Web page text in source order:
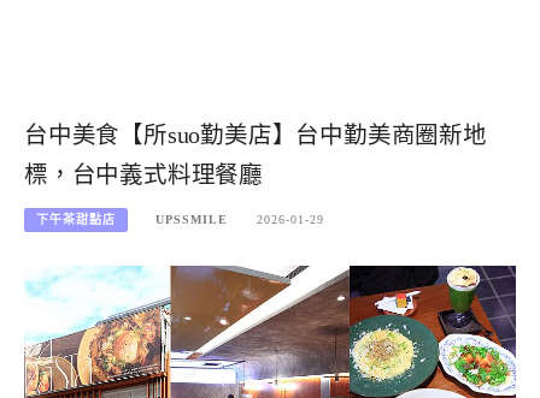
台中美食【所suo勤美店】台中勤美商圈新地
標，台中義式料理餐廳
下午茶甜點店 UPSSMILE 2026-01-29